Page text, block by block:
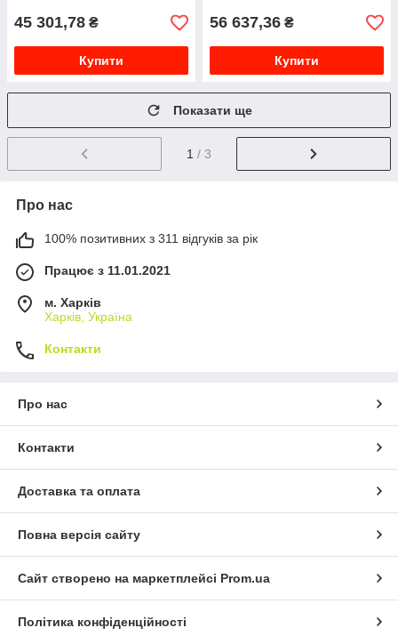
45 301,78 ₴
Купити
56 637,36 ₴
Купити
Показати ще
1 / 3
Про нас
100% позитивних з 311 відгуків за рік
Працює з 11.01.2021
м. Харків
Харків, Україна
Контакти
Про нас
Контакти
Доставка та оплата
Повна версія сайту
Сайт створено на маркетплейсі Prom.ua
Політика конфіденційності